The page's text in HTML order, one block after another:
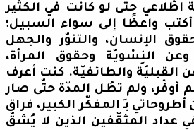
اطّلاعي حتّى لو كانت في الكثير
واعظًا إلى سواء السبيل؛
الإنسان، والتنوّر والجهل
وعن النِسْويّة وحقوق المرأة،
القبليّة والطائفيّة. كنت أعرف
أوفّر، ولم تطُل المدّة حتّى صار
بـِ المفكّر الكبير، فراق
عداد المثقّفين الذين لا يُشقّ